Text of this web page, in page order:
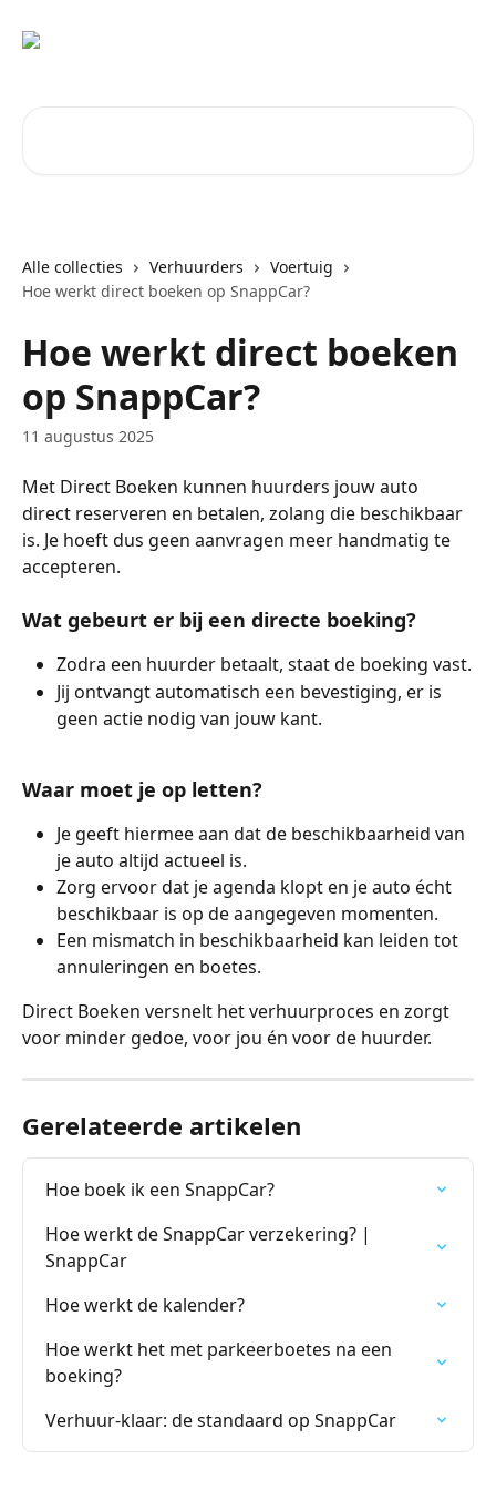
Alle collecties Verhuurders
Voertuig
Hoe werkt direct boeken op SnappCar?
Hoe werkt direct boeken
op SnappCar?
11 augustus 2025
Met Direct Boeken kunnen huurders jouw auto
direct reserveren en betalen, zolang die beschikbaar
is. Je hoeft dus geen aanvragen meer handmatig te
accepteren.
Wat gebeurt er bij een directe boeking?
Zodra een huurder betaalt, staat de boeking vast.
Jij ontvangt automatisch een bevestiging, er is
geen actie nodig van jouw kant.
Waar moet je op letten?
Je geeft hiermee aan dat de beschikbaarheid van
je auto altijd actueel is.
Zorg ervoor dat je agenda klopt en je auto écht
beschikbaar is op de aangegeven momenten.
Een mismatch in beschikbaarheid kan leiden tot
annuleringen en boetes.
Direct Boeken versnelt het verhuurproces en zorgt
voor minder gedoe, voor jou én voor de huurder.
Gerelateerde artikelen
Hoe boek ik een SnappCar?
Hoe werkt de SnappCar verzekering? |
SnappCar
Hoe werkt de kalender?
Hoe werkt het met parkeerboetes na een
boeking?
Verhuur-klaar: de standaard op SnappCar